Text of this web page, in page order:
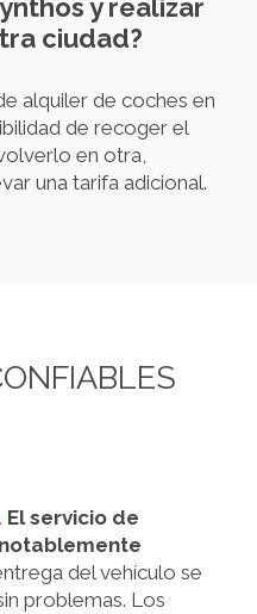
y realizar
ciudad?
alquiler de coches en
de recoger el
en otra,
una tarifa adicional.
El servicio de
del vehículo se
problemas. Los